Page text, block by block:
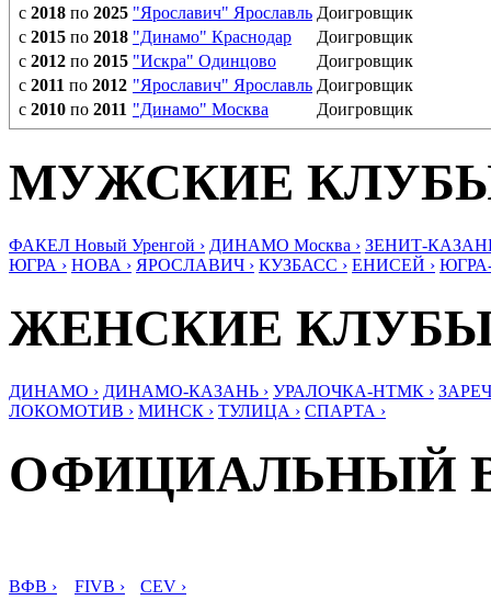
с 2018 по 2025 "Ярославич" Ярославль Доигровщик
с 2015 по 2018 "Динамо" Краснодар
Доигровщик
с 2012 по 2015 "Искра" Одинцово
Доигровщик
с 2011 по 2012 "Ярославич" Ярославль Доигровщик
с 2010 по 2011 "Динамо" Москва Доигровщик
МУЖСКИЕ
ФАКЕЛ Новый Уренгой › ДИНАМО Москва › ЗЕНИТ-
ЮГРА › НОВА › ЯРОСЛАВИЧ › КУЗБАСС › ЕНИСЕЙ ›
ЖЕНСКИЕ
ДИНАМО › ДИНАМО-КАЗАНЬ › УРАЛОЧКА-НТМК ›
ЛОКОМОТИВ › МИНСК › ТУЛИЦА › СПАРТА ›
ОФИЦИАЛЬНЫЙ
ВФВ › FIVB › CEV ›